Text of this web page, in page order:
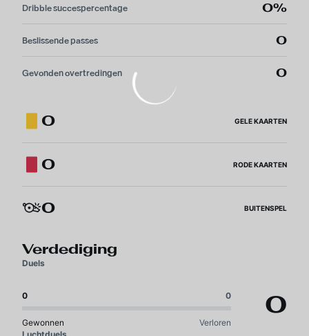
Dribble succespercentage 0%
Beslissende passes 0
Gevonden overtredingen 0
0 GELE KAARTEN
0 RODE KAARTEN
0 BUITENSPEL
Verdediging
Duels
0 0
Gewonnen Verloren
0